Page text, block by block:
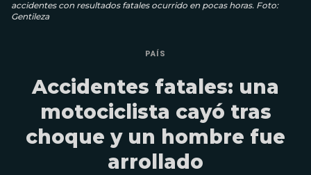
accidentes con resultados fatales ocurrido en pocas horas. Foto:
Gentileza
PAÍS
Accidentes fatales: una
motociclista cayó tras
choque y un hombre fue
arrollado